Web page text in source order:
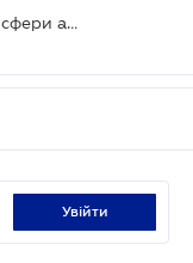
Намічений новий етап реформування сфери адмінпослуг
увійти